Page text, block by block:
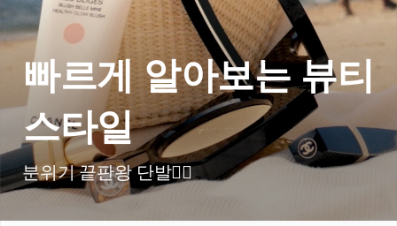
빠르게 알아보는 뷰티
스타일
분위기 끝판왕 단발💇‍♀️